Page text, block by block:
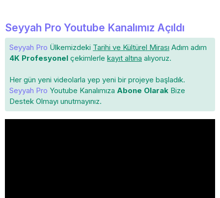
Seyyah Pro Youtube Kanalımız Açıldı
Seyyah Pro Ülkemizdeki Tarihi ve Kültürel Mirası Adım adım
4K Profesyonel çekimlerle kayıt altına alıyoruz.
Her gün yeni videolarla yep yeni bir projeye başladık.
Seyyah Pro Youtube Kanalımıza Abone Olarak Bize
Destek Olmayı unutmayınız.